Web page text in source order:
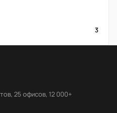
3
25 офисов, 12 000+